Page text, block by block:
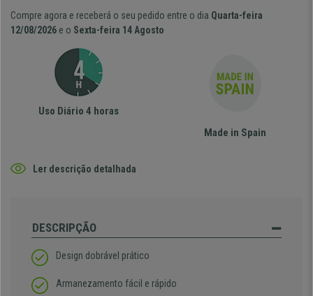
Compre agora e receberá o seu pedido entre o dia Quarta-feira
12/08/2026 e o Sexta-feira 14 Agosto
Uso Diário 4 horas
Made in Spain
Ler descrição detalhada
DESCRIPÇÃO
Design dobrável prático
Armanezamento fácil e rápido